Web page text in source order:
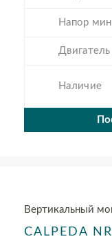
Напор
Наличие
Вертикальный
CALPEDA